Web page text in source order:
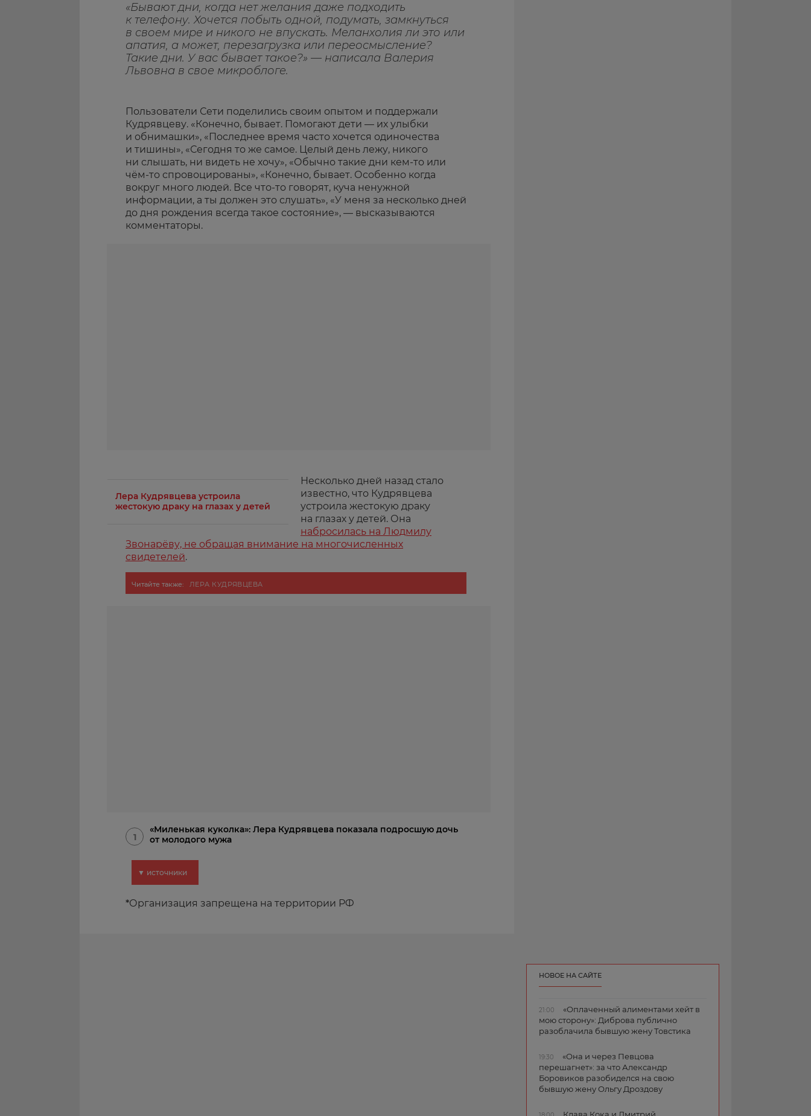
«Бывают дни, когда нет желания даже подходить
к телефону. Хочется побыть одной, подумать, замкнуться
в своем мире и никого не впускать. Меланхолия ли это или
апатия, а может, перезагрузка или переосмысление?
Такие дни. У вас бывает такое?» — написала Валерия
Львовна в свое микроблоге.
Пользователи Сети поделились своим опытом и поддержали
Кудрявцеву. «Конечно, бывает. Помогают дети — их улыбки
и обнимашки», «Последнее время часто хочется одиночества
и тишины», «Сегодня то же самое. Целый день лежу, никого
ни слышать, ни видеть не хочу», «Обычно такие дни кем-то или
чём-то спровоцированы», «Конечно, бывает. Особенно когда
вокруг много людей. Все что-то говорят, куча ненужной
информации, а ты должен это слушать», «У меня за несколько дней
до дня рождения всегда такое состояние», — высказываются
комментаторы.
Лера Кудрявцева устроила
жестокую драку на глазах у детей
Несколько дней назад стало
известно, что Кудрявцева
устроила жестокую драку
на глазах у детей. Она
набросилась на Людмилу
Звонарёву, не обращая внимание на многочисленных
свидетелей.
Читайте также: ЛЕРА КУДРЯВЦЕВА
1
«Миленькая куколка»: Лера Кудрявцева показала подросшую дочь
от молодого мужа
▼ источники
*Организация запрещена на территории РФ
НОВОЕ НА САЙТЕ
21:00
«Оплаченный алиментами хейт в
мою сторону»: Диброва публично
разоблачила бывшую жену Товстика
19:30
«Она и через Певцова
перешагнет»: за что Александр
Боровиков разобиделся на свою
бывшую жену Ольгу Дроздову